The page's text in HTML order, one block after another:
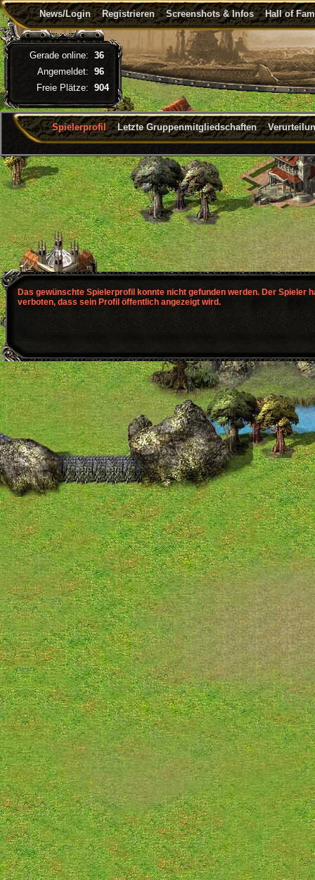
News/Login Registrieren Screenshots & Infos Hall of
Spielerprofil Letzte Gruppenmitgliedschaften
Gerade online: 36
Angemeldet: 96
Freie Plätze: 904
Das gewünschte Spielerprofil konnte nicht gefunden werden. Der Spieler
verboten, dass sein Profil öffentlich angezeigt wird.